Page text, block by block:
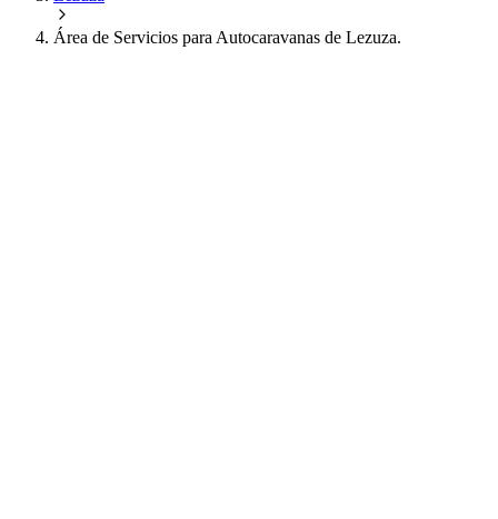
Área de Servicios para Autocaravanas de Lezuza.